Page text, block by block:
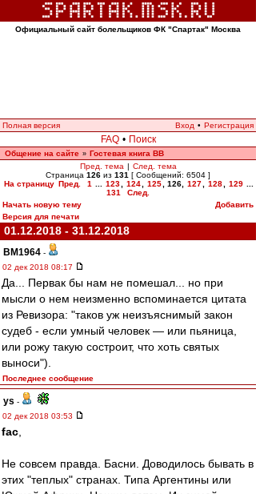
Официальный сайт болельщиков ФК "Спартак" Москва
Полная версия Вход • Регистрация
FAQ • Поиск
Общение на сайте » Гостевая книга ВВ
Пред. тема | След. тема
Страница 126 из 131 [ Сообщений: 6504 ]
На страницу Пред. 1 123 124 125 126, 127 128 129
131
След.
Начать новую тему
Добавить
Версия для печати
01.12.2018 - 31.12.2018
BM1964 -
02 дек 2018 08:17
Да... Первак бы нам не помешал... но при
мысли о нем неизменно вспоминается цитата
из Ревизора: "таков уж неизъяснимый закон
судеб - если умный человек — или пьяница,
или рожу такую состроит, что хоть святых
выноси").
Последнее сообщение
ys -
02 дек 2018 03:53
fac
Не совсем правда. Басни. Доводилось бывать в
этих "теплых" странах. Типа Аргентины или